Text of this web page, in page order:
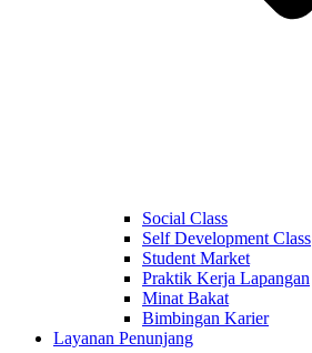
Social Class
Self Development Class
Student Market
Praktik Kerja Lapangan
Minat Bakat
Bimbingan Karier
Layanan Penunjang